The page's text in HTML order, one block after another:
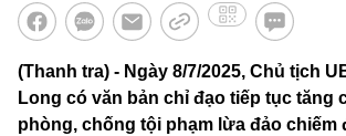
(Thanh tra) - Ngày 8/7/2025, Chủ tịch
Long có văn bản chỉ đạo tiếp tục tăng
phòng, chống tội phạm lừa đảo chiếm